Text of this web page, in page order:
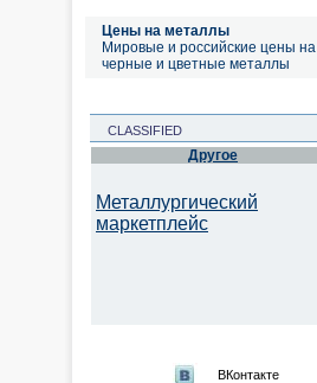
Цены на металлы
Мировые и российские цены на
черные и цветные металлы
CLASSIFIED
Другое
Металлургический
маркетплейс
ВКонтакте